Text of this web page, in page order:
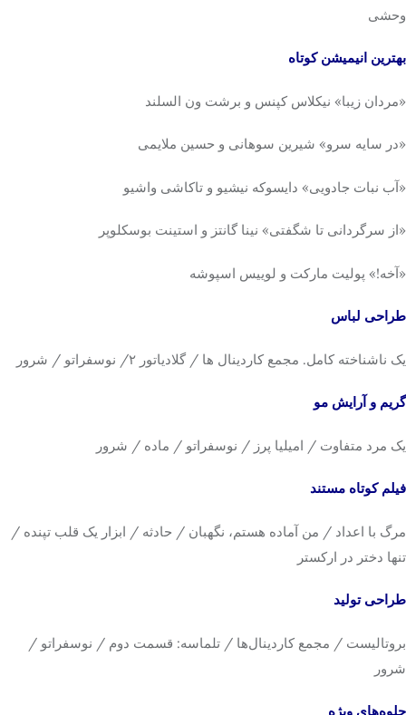
وحشی
بهترین انیمیشن کوتاه
«مردان زیبا» نیکلاس کپنس و برشت ون السلند
«در سایه سرو» شیرین سوهانی و حسین ملایمی
«آب نبات جادویی» دایسوکه نیشیو و تاکاشی واشیو
«از سرگردانی تا شگفتی» نینا گانتز و استینت بوسکلوپر
«آخه!» پولیت مارکت و لوییس اسپوشه
طراحی لباس
یک ناشناخته کامل. مجمع کاردینال ها / گلادیاتور ۲/ نوسفراتو / شرور
گریم و آرایش مو
یک مرد متفاوت / امیلیا پرز / نوسفراتو / ماده / شرور
فیلم کوتاه مستند
مرگ با اعداد / من آماده هستم، نگهبان / حادثه / ابزار یک قلب تپنده /
تنها دختر در ارکستر
طراحی تولید
بروتالیست / مجمع کاردینال‌ها / تلماسه: قسمت دوم / نوسفراتو /
شرور
جلوه‌های ویژه